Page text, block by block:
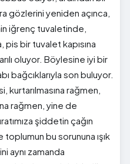
gözlerini yeniden açınca,
iğrenç tuvaletinde,
pis bir tuvalet kapısına
oluyor. Böylesine iyi bir
bağcıklarıyla son buluyor.
kurtarılmasına rağmen,
rağmen, yine de
şiddetin çağın
bu sorununa ışık
aynı zamanda